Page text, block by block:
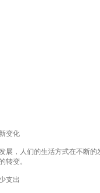
变化
，人们的生活方式在不断的
转变。
支出